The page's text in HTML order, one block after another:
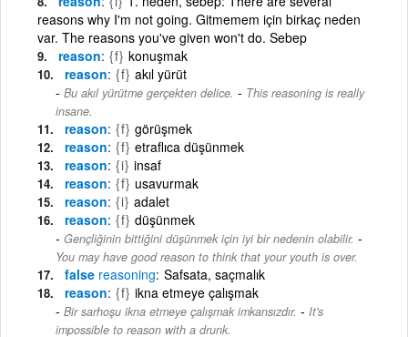
reasons why I'm not going. Gitmemem için birkaç neden
var. The reasons you've given won't do. Sebep
reason {f} konuşmak
reason {f} akıl yürüt
Bu akıl yürütme gerçekten delice. - This reasoning is really
insane.
reason {f} görüşmek
reason {f} etraflıca düşünmek
reason {i} insaf
reason {f} usavurmak
reason {i} adalet
reason {f} düşünmek
Gençliğinin bittiğini düşünmek için iyi bir nedenin olabilir. -
You may have good reason to think that your youth is over.
false reasoning Safsata, saçmalık
reason {f} ikna etmeye çalışmak
Bir sarhoşu ikna etmeye çalışmak imkansızdır. - It's
impossible to reason with a drunk.